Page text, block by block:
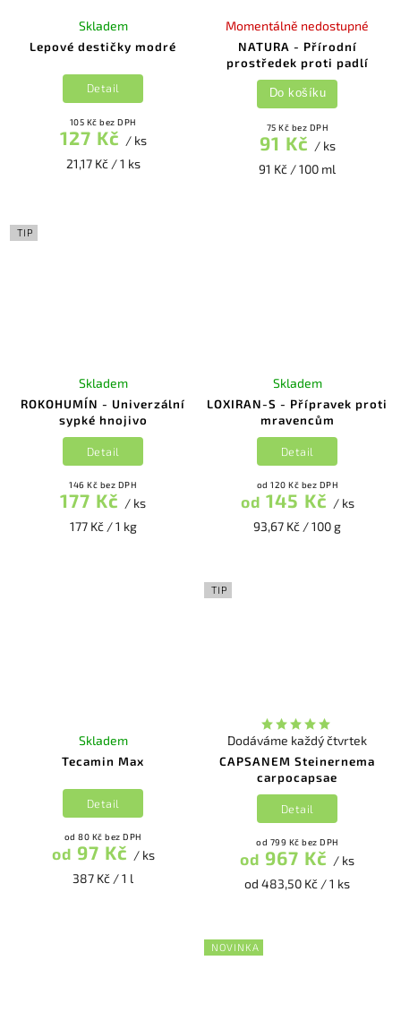
Lepové destičky modré
Skladem
105 Kč bez DPH
127 Kč / ks
21,17 Kč / 1 ks
Detail
NATURA - Přírodní
prostředek proti padlí
Momentálně nedostupné
75 Kč bez DPH
91 Kč / ks
91 Kč / 100 ml
Do košíku
TIP
ROKOHUMÍN - Univerzální
sypké hnojivo
Skladem
146 Kč bez DPH
177 Kč / ks
177 Kč / 1 kg
Detail
LOXIRAN-S - Přípravek proti
mravencům
Skladem
od 120 Kč bez DPH
od 145 Kč / ks
93,67 Kč / 100 g
Detail
Tecamin Max
Skladem
od 80 Kč bez DPH
od 97 Kč / ks
387 Kč / 1 l
Detail
TIP
CAPSANEM Steinernema
carpocapsae
Dodáváme každý čtvrtek
od 799 Kč bez DPH
od 967 Kč / ks
od 483,50 Kč / 1 ks
Detail
NOVINKA